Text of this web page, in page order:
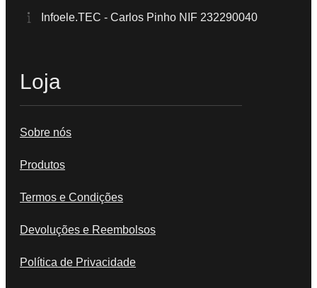
Infoele.TEC - Carlos Pinho NIF 232290040
Loja
Sobre nós
Produtos
Termos e Condições
Devoluções e Reembolsos
Política de Privacidade